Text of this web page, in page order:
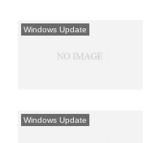
Windows Update
Windows Update